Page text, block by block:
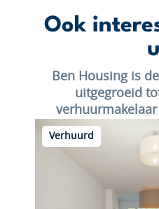
Ook
u
Ben Housing is
uitgegroeid
Verhuurd